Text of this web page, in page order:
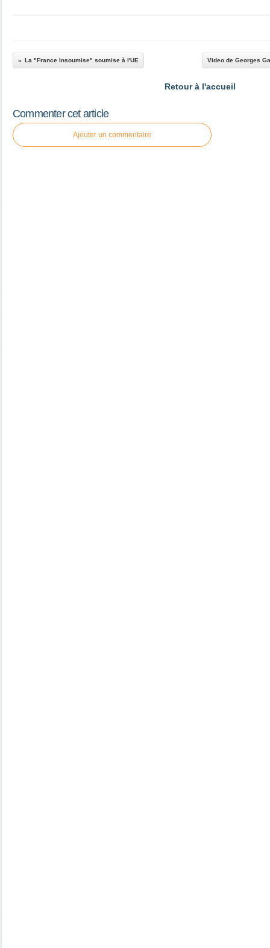
La "France Insoumise" soumise à l'UE Video de Georges
Retour à l'accueil
Commenter cet article
Ajouter un commentaire